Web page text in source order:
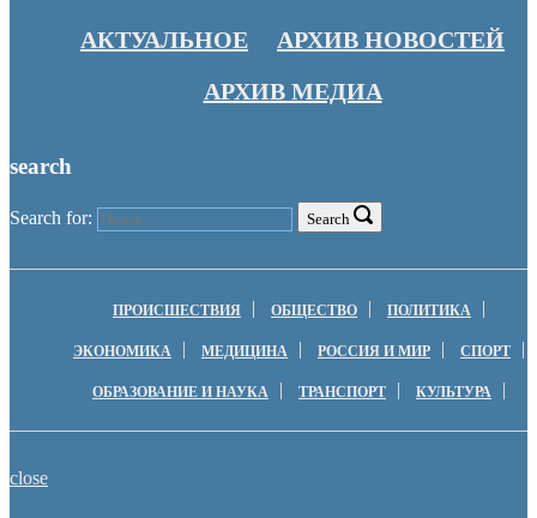
АКТУАЛЬНОЕ
АРХИВ НОВОСТЕЙ
АРХИВ МЕДИА
search
Search for: Search
ПРОИСШЕСТВИЯ ОБЩЕСТВО ПОЛИТИКА
ЭКОНОМИКА МЕДИЦИНА РОССИЯ И МИР СПОРТ
ОБРАЗОВАНИЕ И НАУКА ТРАНСПОРТ КУЛЬТУРА
close